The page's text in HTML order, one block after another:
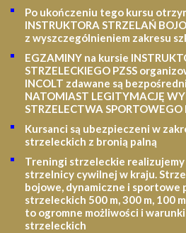
Po ukończeniu tego kursu
INSTRUKTORA STRZELAŃ
z wyszczególnieniem zakresu
EGZAMINY na kursie
STRZELECKIEGO PZSS
INCOLT zdawane są
NATOMIAST LEGITYMACJĘ
STRZELECTWA SPORTOWEGO
Kursanci są ubezpieczeni w
strzeleckich z bronią palną
Treningi strzeleckie realizujemy
strzelnicy cywilnej w kraju.
bojowe, dynamiczne i sportowe
strzeleckich 500 m, 300 m, 100
to ogromne możliwości i
strzeleckich